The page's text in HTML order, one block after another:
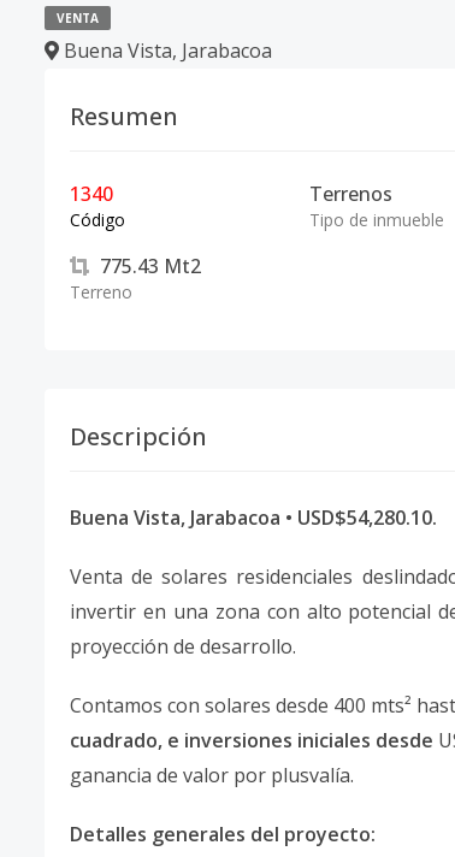
VENTA
Buena Vista, Jarabacoa
Resumen
1340
Código
Terrenos
Tipo de inmueble
775.43 Mt2
Terreno
Descripción
Buena Vista, Jarabacoa • USD$54,280.10.
Venta de solares residenciales
invertir en una zona con alto potencial
proyección de desarrollo.
Contamos con solares desde 400 mts²
cuadrado, e inversiones iniciales desde
ganancia de valor por plusvalía.
Detalles generales del proyecto: